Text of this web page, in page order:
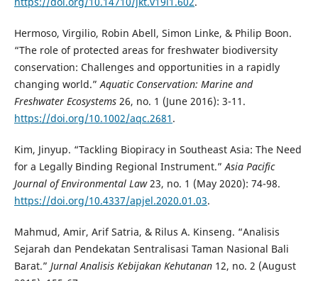
Hermoso, Virgilio, Robin Abell, Simon Linke, & Philip Boon.
“The role of protected areas for freshwater biodiversity
conservation: Challenges and opportunities in a rapidly
changing world.” Aquatic Conservation: Marine and
Freshwater Ecosystems26, no. 1 (June 2016): 3-11.
https://doi.org/10.1002/aqc.2681 .
Kim, Jinyup. “Tackling Biopiracy in Southeast Asia: The Need
for a Legally Binding Regional Instrument.”Asia Pacific
Journal of Environmental Law23, no. 1 (May 2020): 74-98.
https://doi.org/10.4337/apjel.2020.01.03.
Mahmud, Amir, Arif Satria, & Rilus A. Kinseng. “Analisis
Sejarah dan Pendekatan Sentralisasi Taman Nasional Bali
Barat.” Jurnal Analisis Kebijakan Kehutanan12, no. 2 (August